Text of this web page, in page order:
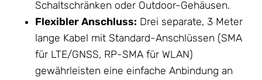
Schaltschränken oder Outdoor-Gehäusen.
Flexibler Anschluss: Drei separate, 3 Meter
lange Kabel mit Standard-Anschlüssen (SMA
für LTE/GNSS, RP-SMA für WLAN)
gewährleisten eine einfache Anbindung an